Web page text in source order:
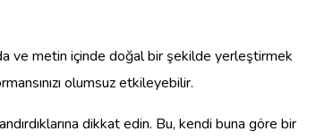
ve metin içinde doğal bir şekilde yerleştirmek
olumsuz etkileyebilir.
dikkat edin. Bu, kendi buna göre bir